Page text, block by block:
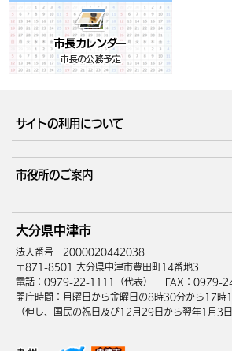
サイトの利用について
サイトマップ
市役所のご案内
庁舎地図 組織案内
中津市へのアクセス
大分県中津市
法人番号 2000020442038
〒871-8501 大分県中津市豊田町14番地3
電話：0979-22-1111（代表）
FAX：0979-
開庁時間：月曜日から金曜日の8時30分から17時
（但し、国民の祝日及び12月29日から翌年1月3日